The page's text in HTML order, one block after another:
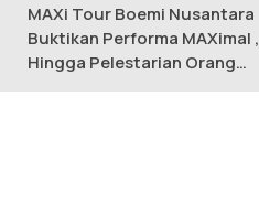
MAXi Tour Boemi Nusantara
Buktikan Performa MAXimal ,
Hingga Pelestarian Orang